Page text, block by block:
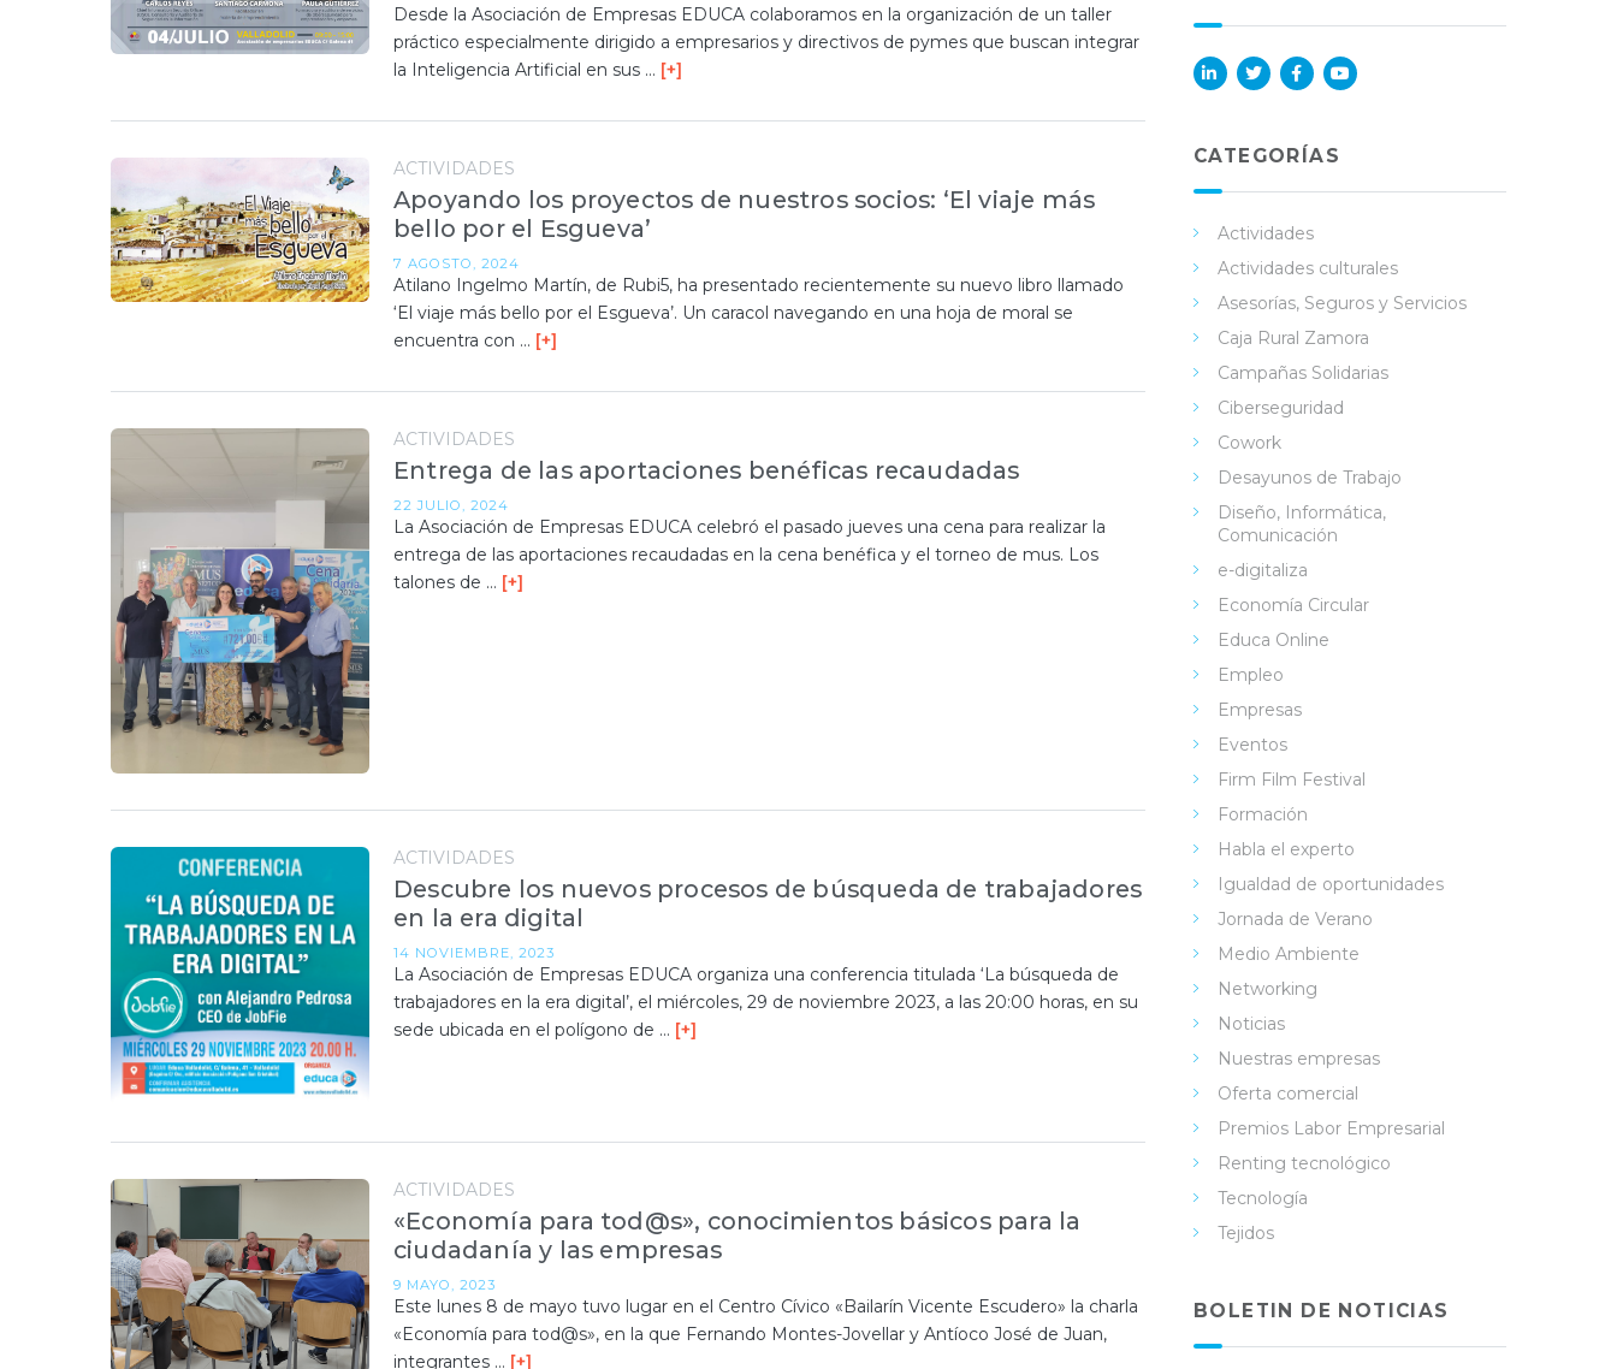
Desde la Asociación de Empresas EDUCA colaboramos en la organización de un taller
práctico especialmente dirigido a empresarios y directivos de pymes que buscan integrar
la Inteligencia Artificial en sus … [+]
ACTIVIDADES
Apoyando los proyectos de nuestros socios: ‘El viaje más
bello por el Esgueva’
7 AGOSTO, 2024
Atilano Ingelmo Martín, de Rubi5, ha presentado recientemente su nuevo libro llamado
‘El viaje más bello por el Esgueva’. Un caracol navegando en una hoja de moral se
encuentra con … [+]
ACTIVIDADES
Entrega de las aportaciones benéficas recaudadas
22 JULIO, 2024
La Asociación de Empresas EDUCA celebró el pasado jueves una cena para realizar la
entrega de las aportaciones recaudadas en la cena benéfica y el torneo de mus. Los
talones de … [+]
ACTIVIDADES
Descubre los nuevos procesos de búsqueda de trabajadores
en la era digital
14 NOVIEMBRE, 2023
La Asociación de Empresas EDUCA organiza una conferencia titulada ‘La búsqueda de
trabajadores en la era digital’, el miércoles, 29 de noviembre 2023, a las 20:00 horas, en su
sede ubicada en el polígono de … [+]
ACTIVIDADES
«Economía para tod@s», conocimientos básicos para la
ciudadanía y las empresas
9 MAYO, 2023
Este lunes 8 de mayo tuvo lugar en el Centro Cívico «Bailarín Vicente Escudero» la charla
«Economía para tod@s», en la que Fernando Montes-Jovellar y Antíoco José de Juan,
integrantes … [+]
in
ok
e
CATEGORÍAS
Actividades
Actividades culturales
Asesorías, Seguros y Servicios
Caja Rural Zamora
Campañas Solidarias
Ciberseguridad
Cowork
Desayunos de Trabajo
Diseño, Informática,
Comunicación
e-digitaliza
Economía Circular
Educa Online
Empleo
Empresas
Eventos
Firm Film Festival
Formación
Habla el experto
Igualdad de oportunidades
Jornada de Verano
Medio Ambiente
Networking
Noticias
Nuestras empresas
Oferta comercial
Premios Labor Empresarial
Renting tecnológico
Tecnología
Tejidos
BOLETIN DE NOTICIAS